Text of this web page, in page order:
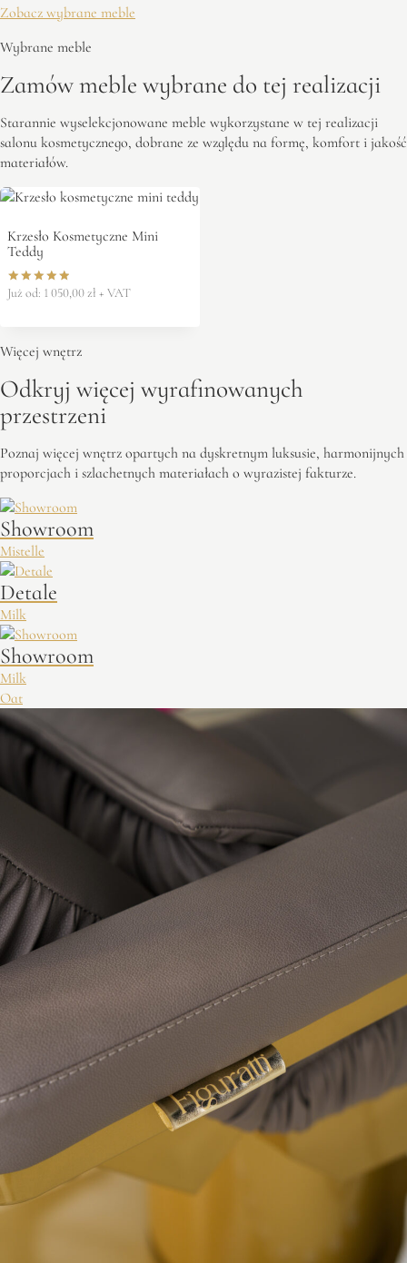
Zobacz wybrane meble
Wybrane meble
Zamów meble wybrane do tej realizacji
Starannie wyselekcjonowane meble wykorzystane w tej realizacji
salonu kosmetycznego, dobrane ze względu na formę, komfort i jakość
materiałów.
Krzesło Kosmetyczne Mini
Teddy
Oceniono
Już od: 1 050,00zł + VAT
Więcej wnętrz
Odkryj więcej wyrafinowanych
przestrzeni
Poznaj więcej wnętrz opartych na dyskretnym luksusie, harmonijnych
proporcjach i szlachetnych materiałach o wyrazistej fakturze.
Showroom
Mistelle
Detale
Milk
Showroom
Milk
Oat